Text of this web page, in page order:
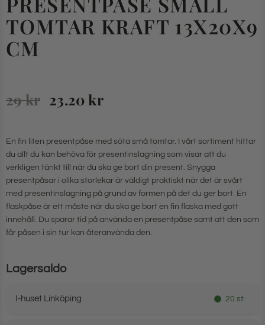
TOMTAR KRAFT 13X20X9
CM
29kr 23.20kr
En fin liten presentpåse med söta små tomtar. I vårt sortiment hittar
du allt du kan behöva för presentinslagning som visar att du
verkligen tänkt till när du ska ge bort din present. Snygga
presentpåsar i olika storlekar är väldigt praktiskt när det är svårt
med presentinslagning på grund av formen på det du ger bort. En
flaskpåse är ett måste när du ska ge bort en fin flaska med gott
innehåll. Du sparar tid på använda en presentpåse samt att den som
får påsen i sin tur kan återanvända den.
Lagersaldo
I-huset Linköping 20 st